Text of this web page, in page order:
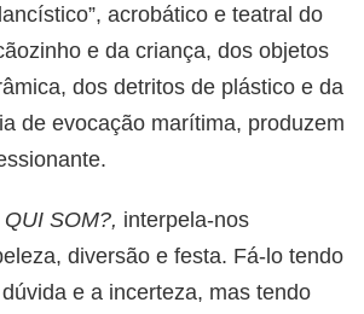
acrobático e teatral do
e da criança, dos objetos
dos detritos de plástico e da
de evocação marítima, produzem
QUI SOM?, interpela-nos
diversão e festa. Fá-lo tendo
e a incerteza, mas tendo